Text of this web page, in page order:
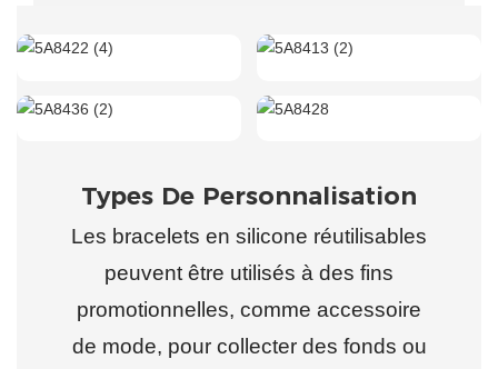
Types De Personnalisation
Les bracelets en silicone réutilisables
peuvent être utilisés à des fins
promotionnelles, comme accessoire
de mode, pour collecter des fonds ou